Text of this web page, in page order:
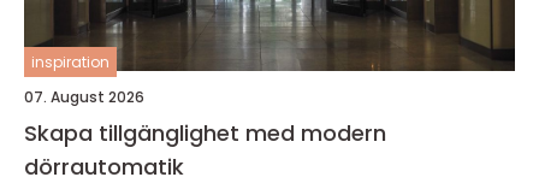
inspiration
07. August 2026
Skapa tillgänglighet med modern
dörrautomatik